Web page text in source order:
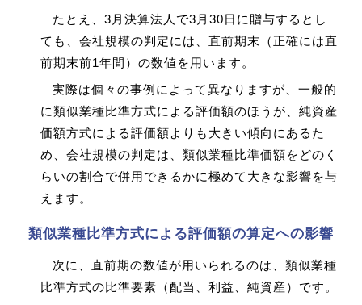
たとえ、3月決算法人で3月30日に贈与するとし
ても、会社規模の判定には、直前期末（正確には直
前期末前1年間）の数値を用います。
実際は個々の事例によって異なりますが、一般的
に類似業種比準方式による評価額のほうが、純資産
価額方式による評価額よりも大きい傾向にあるた
め、会社規模の判定は、類似業種比準価額をどのく
らいの割合で併用できるかに極めて大きな影響を与
えます。
類似業種比準方式による評価額の算定への影響
次に、直前期の数値が用いられるのは、類似業種
比準方式の比準要素（配当、利益、純資産）です。